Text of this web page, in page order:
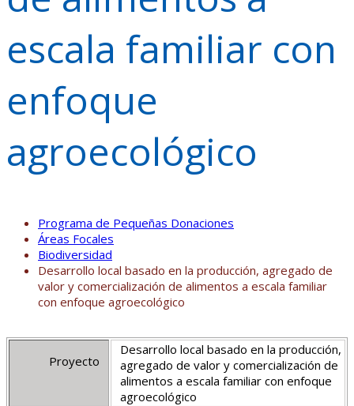
escala familiar con
enfoque
agroecológico
Programa de Pequeñas Donaciones
Áreas Focales
Biodiversidad
Desarrollo local basado en la producción, agregado de
valor y comercialización de alimentos a escala familiar
con enfoque agroecológico
Proyecto
Desarrollo local basado en la producción,
agregado de valor y comercialización de
alimentos a escala familiar con enfoque
agroecológico